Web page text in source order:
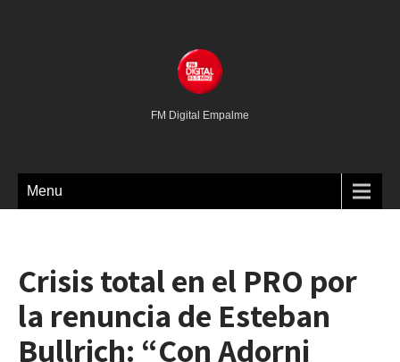
FM Digital Empalme
Menu
Crisis total en el PRO por
la renuncia de Esteban
Bullrich: “Con Adorni